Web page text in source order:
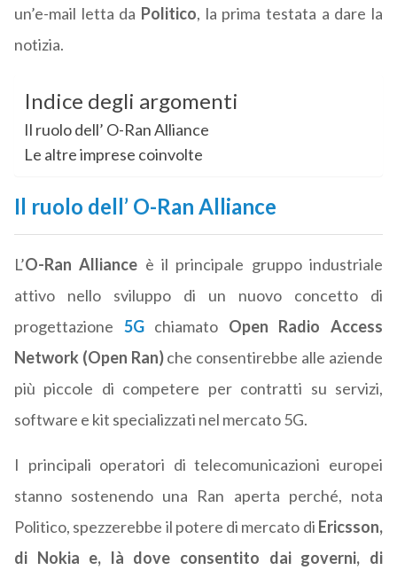
un’e-mail letta da Politico, la prima testata a dare la
notizia.
Indice degli argomenti
Il ruolo dell’ O-Ran Alliance
Le altre imprese coinvolte
Il ruolo dell’ O-Ran Alliance
L’O-Ran Alliance è il principale gruppo industriale
attivo nello sviluppo di un nuovo concetto di
progettazione 5Gchiamato Open Radio Access
Network (Open Ran)che consentirebbe alle aziende
più piccole di competere per contratti su servizi,
software e kit specializzati nel mercato 5G.
I principali operatori di telecomunicazioni europei
stanno sostenendo una Ran aperta perché, nota
Politico, spezzerebbe il potere di mercato di Ericsson,
di Nokia e, là dove consentito dai governi, di